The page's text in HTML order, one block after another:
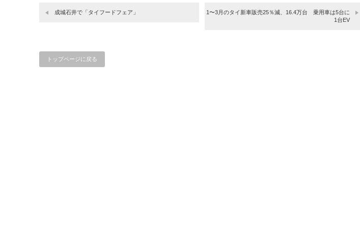
成城石井で「タイフードフェア」
1〜3月のタイ新車販売25％減、16.4万台 乗用車は5台に
1台EV
トップページに戻る